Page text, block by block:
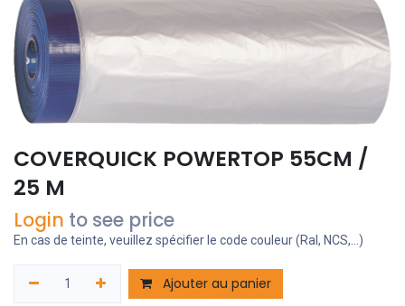
COVERQUICK POWERTOP 55CM /
25 M
Login to see price
En cas de teinte, veuillez spécifier le code couleur (Ral, NCS,...)
Ajouter au panier